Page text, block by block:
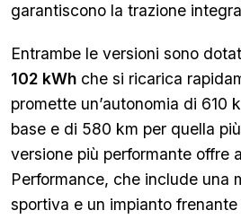
garantiscono la trazione
Entrambe le versioni sono
102 kWh che si ricarica
promette un’autonomia di 610
base e di 580 km per quella
versione più performante offre
Performance, che include una
sportiva e un impianto